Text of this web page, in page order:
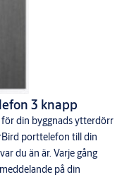
3 knapp
din byggnads ytterdörr
porttelefon till din
du än är. Varje gång
på din